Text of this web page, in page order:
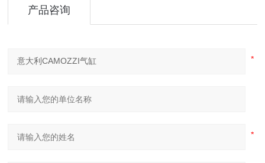
产品咨询